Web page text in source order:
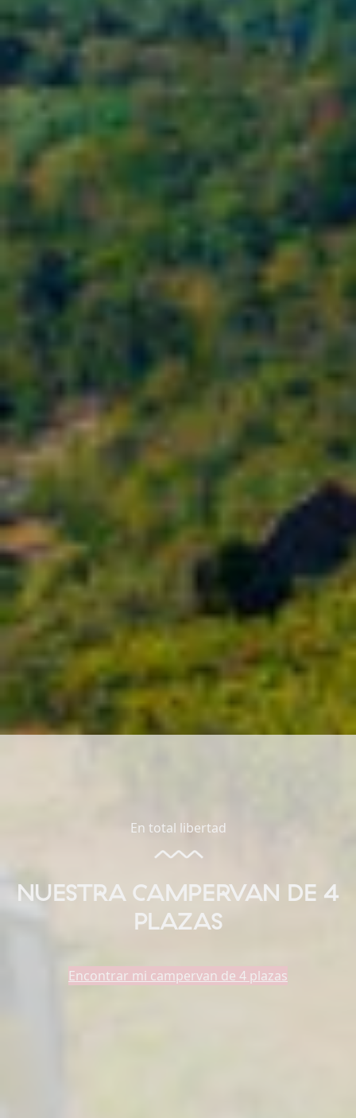
En total libertad
NUESTRA CAMPERVAN DE 4
PLAZAS
Encontrar mi campervan de 4 plazas